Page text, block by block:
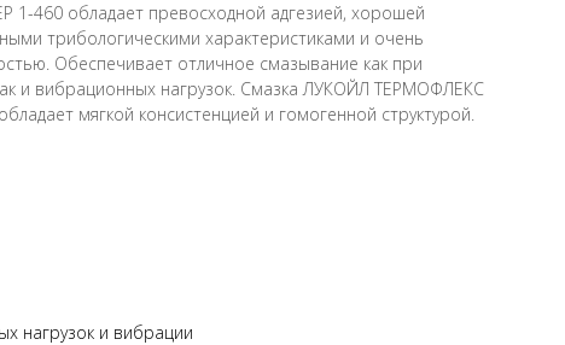
460 обладает превосходной адгезией, хорошей
трибологическими характеристиками и очень
Обеспечивает отличное смазывание как при
и вибрационных нагрузок. Смазка ЛУКОЙЛ ТЕРМОФЛЕКС
мягкой консистенцией и гомогенной структурой.
нагрузок и вибрации